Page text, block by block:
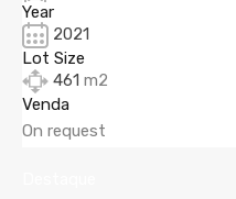
Year
2021
Lot Size
461 m2
Venda
On request